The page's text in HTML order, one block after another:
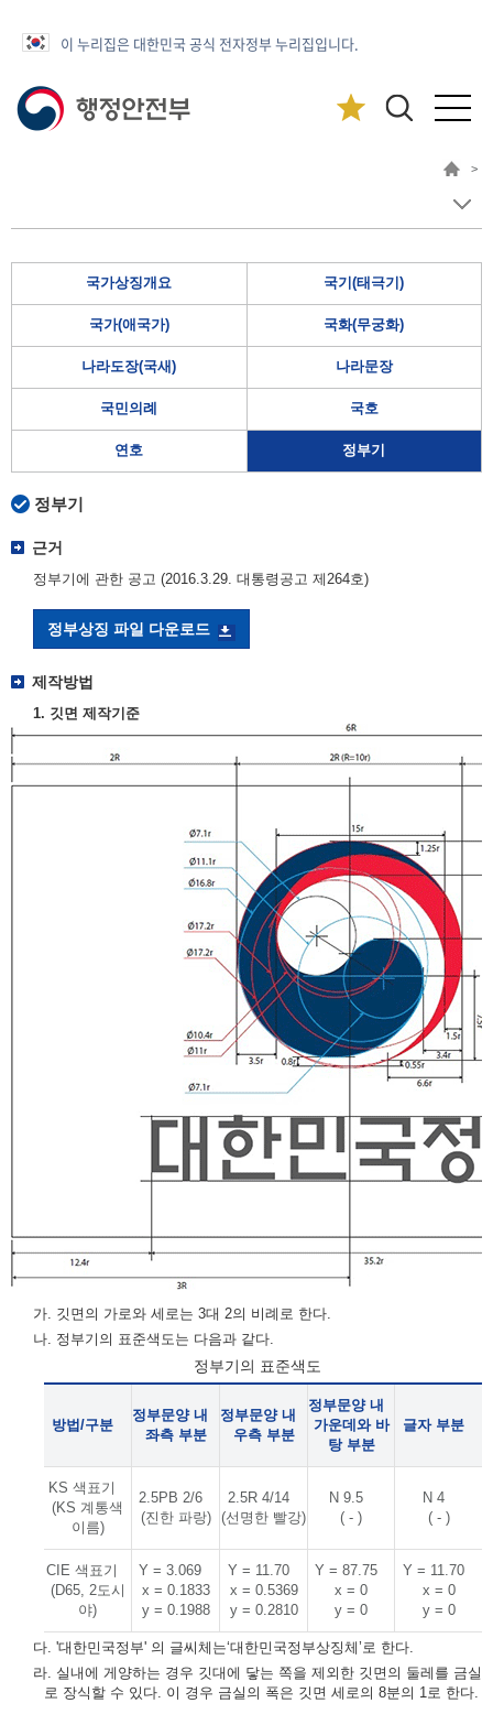
이 누리집은 대한민국 공식 전자정부 누리집입니다.
>
국가상징개요 국기(태극기)
국가(애국가) 국화(무궁화)
나라도장(국새) 나라문장
국민의례 국호
연호 정부기
정부기
근거
정부기에 관한 공고 (2016.3.29. 대통령공고 제264호)
정부상징 파일 다운로드
제작방법
1. 깃면 제작기준
가. 깃면의 가로와 세로는 3대 2의 비례로 한다.
나. 정부기의 표준색도는 다음과 같다.
정부기의 표준색도
방법/구분
정부문양 내
좌측 부분
정부문양 내
우측 부분
정부문양 내
가운데와 바
탕 부분
글자 부분
KS 색표기
(KS 계통색
이름)
2.5PB 2/6
(진한 파랑)
2.5R 4/14
(선명한 빨강)
N 9.5
( - )
N 4
( - )
CIE 색표기
(D65, 2도시
야)
Y = 3.069
x = 0.1833
y = 0.1988
Y = 11.70
x = 0.5369
y = 0.2810
Y = 87.75
x = 0
y = 0
Y = 11.70
x = 0
y = 0
다. '대한민국정부' 의 글씨체는‘대한민국정부상징체’로 한다.
라. 실내에 게양하는 경우 깃대에 닿는 쪽을 제외한 깃면의 둘레를 금실
로 장식할 수 있다. 이 경우 금실의 폭은 깃면 세로의 8분의 1로 한다.